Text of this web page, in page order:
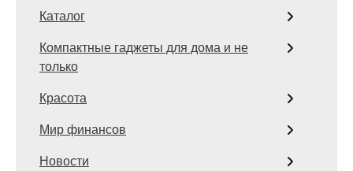
Каталог
Компактные гаджеты для дома и не
только
Красота
Мир финансов
Новости